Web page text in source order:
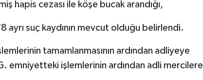
hapis cezası ile köşe bucak arandığı,
ayrı suç kaydının mevcut olduğu belirlendi.
tamamlanmasının ardından adliyeye
emniyetteki işlemlerinin ardından adli mercilere